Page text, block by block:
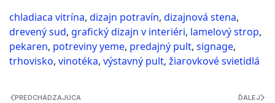
chladiaca vitrína, dizajn potravín, dizajnová stena,
drevený sud, grafický dizajn v interiéri, lamelový strop,
pekaren, potreviny yeme, predajný pult, signage,
trhovisko, vinotéka, výstavný pult, žiarovkové svietidlá
PREDCHÁDZAJÚCA ĎALEJ